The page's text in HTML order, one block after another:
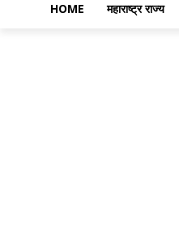
HOME महाराष्ट्र राज्य